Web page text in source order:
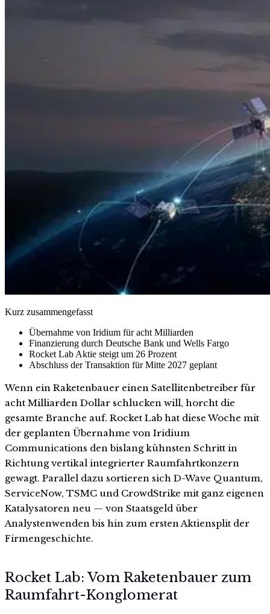
Kurz zusammengefasst
Übernahme von Iridium für acht Milliarden
Finanzierung durch Deutsche Bank und Wells Fargo
Rocket Lab Aktie steigt um 26 Prozent
Abschluss der Transaktion für Mitte 2027 geplant
Wenn ein Raketenbauer einen Satellitenbetreiber für
acht Milliarden Dollar schlucken will, horcht die
gesamte Branche auf. Rocket Lab hat diese Woche mit
der geplanten Übernahme von Iridium
Communications den bislang kühnsten Schritt in
Richtung vertikal integrierter Raumfahrtkonzern
gewagt. Parallel dazu sortieren sich D-Wave Quantum,
ServiceNow, TSMC und CrowdStrike mit ganz eigenen
Katalysatoren neu — von Staatsgeld über
Analystenwenden bis hin zum ersten Aktiensplit der
Firmengeschichte.
Rocket Lab: Vom Raketenbauer zum
Raumfahrt-Konglomerat